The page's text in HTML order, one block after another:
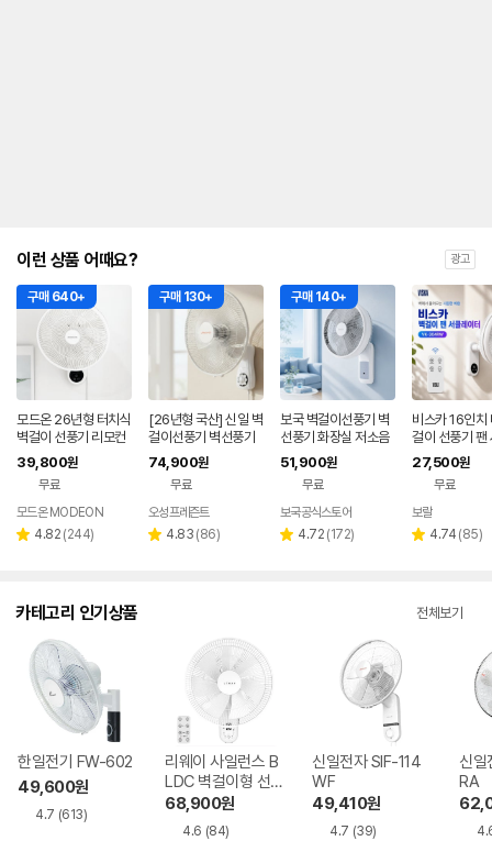
이런 상품 어때요? 광고
구매 640+
모드온 26년형 터치식
벽걸이 선풍기 리모컨
가정용 업소용 사무실
39,800원
무료
모드온 MODEON
별 4.82 리
(244)
구매 130+
[26년형 국산] 신일 벽
걸이선풍기 벽선풍기
화장실 저소음 가정용
거실 40cm 화이트실
74,900원
무료
오성프레즌트
별 4.83 리
(86)
구매 140+
보국 벽걸이선풍기 벽
선풍기 화장실 저소음
가정용 거실
51,900원
무료
보국공식스토어
별 4.72 리
(172)
비스카 16인치
걸이 선풍기 팬
이터 5엽날개
전 리모컨
27,500원
무료
보랄
별 4.74 리
(85)
카테고리 인기상품 전체보기
한일전기 FW-602
49,600원
4.7 (613)
리웨이 사일런스 B
LDC 벽걸이형 선풍
기 2세대
68,900원
4.6 (84)
신일전자 SIF-114
WF
49,410원
4.7 (39)
신일
RA